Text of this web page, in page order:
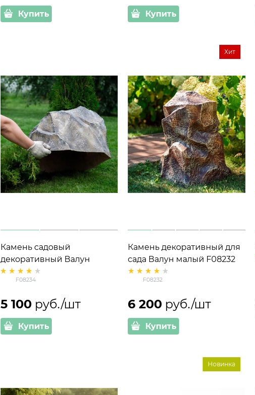
Купить Купить
Камень садовый
декоративный Валун
средний F08234
стеклопластик, ширина
F08234
5 100 руб./шт
Купить
Камень декоративный для
сада Валун малый F08232
стеклопластик
450х420х560
F08232
Хит
6 200 руб./шт
Купить
Новинка